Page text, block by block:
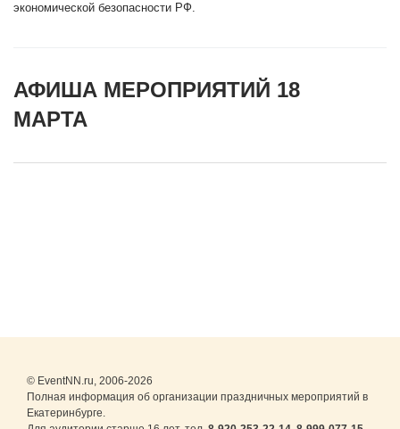
экономической безопасности РФ.
АФИША МЕРОПРИЯТИЙ 18
МАРТА
© EventNN.ru, 2006-2026
Полная информация об организации праздничных мероприятий в
Екатеринбурге.